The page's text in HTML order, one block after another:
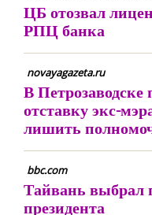
ЦБ отозвал
РПЦ банка
novayagazeta.ru
В Петрозаводске
отставку экс-
лишить
bbc.com
Тайвань
президента